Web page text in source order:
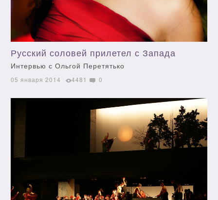
Русский соловей прилетел с Запада
Интервью с Ольгой Перетятько
05 января 2014 4481 0